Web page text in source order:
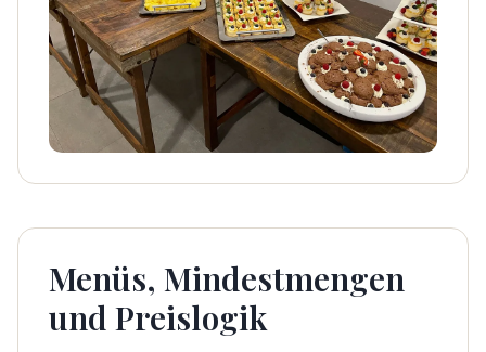
Menüs, Mindestmengen
und Preislogik